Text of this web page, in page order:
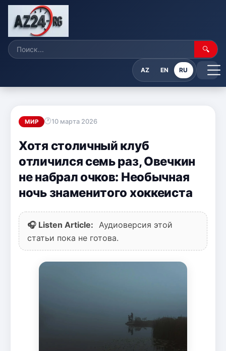
🔍
AZ EN RU
МИР 10 марта 2026
Хотя столичный клуб
отличился семь раз, Овечкин
не набрал очков: Необычная
ночь знаменитого хоккеиста
🎧 Listen Article:
Аудиоверсия этой
статьи пока не готова.